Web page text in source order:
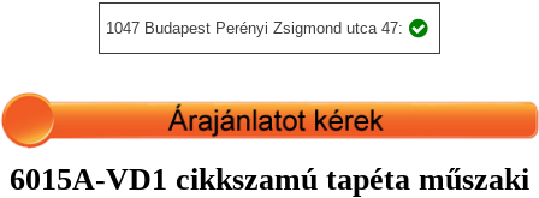
1047 Budapest Perényi Zsigmond utca 47:
6015A-VD1 cikkszamú tapéta műszaki